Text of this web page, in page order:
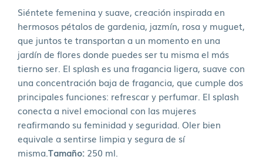
Siéntete femenina y suave, creación inspirada en
hermosos pétalos de gardenia, jazmín, rosa y muguet,
que juntos te transportan a un momento en una
jardín de flores donde puedes ser tu misma el más
tierno ser. El splash es una fragancia ligera, suave con
una concentración baja de fragancia, que cumple dos
principales funciones: refrescar y perfumar. El splash
conecta a nivel emocional con las mujeres
reafirmando su feminidad y seguridad. Oler bien
equivale a sentirse limpia y segura de sí
misma. Tamaño: 250 ml.